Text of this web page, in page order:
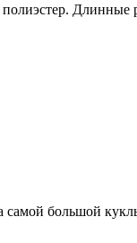
самой большой